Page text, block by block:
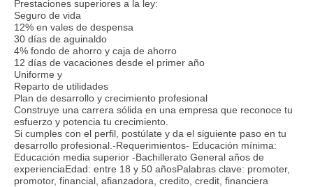
Prestaciones superiores a la ley:
Seguro de vida
12% en vales de despensa
30 días de aguinaldo
4% fondo de ahorro y caja de ahorro
12 días de vacaciones desde el primer año
Uniforme y
Reparto de utilidades
Plan de desarrollo y crecimiento profesional
Construye una carrera sólida en una empresa que reconoce tu
esfuerzo y potencia tu crecimiento.
Si cumples con el perfil, postúlate y da el siguiente paso en tu
desarrollo profesional.-Requerimientos- Educación mínima:
Educación media superior -Bachillerato General años de
experienciaEdad: entre 18 y 50 añosPalabras clave: promoter,
promotor, financial, afianzadora, credito, credit, financiera